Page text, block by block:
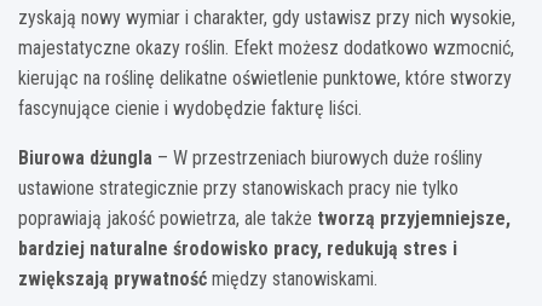
zyskają nowy wymiar i charakter, gdy ustawisz przy nich wysokie,
majestatyczne okazy roślin. Efekt możesz dodatkowo wzmocnić,
kierując na roślinę delikatne oświetlenie punktowe, które stworzy
fascynujące cienie i wydobędzie fakturę liści.
Biurowa dżungla – W przestrzeniach biurowych duże rośliny
ustawione strategicznie przy stanowiskach pracy nie tylko
poprawiają jakość powietrza, ale także tworzą przyjemniejsze,
bardziej naturalne środowisko pracy, redukują stres i
zwiększają prywatność między stanowiskami.